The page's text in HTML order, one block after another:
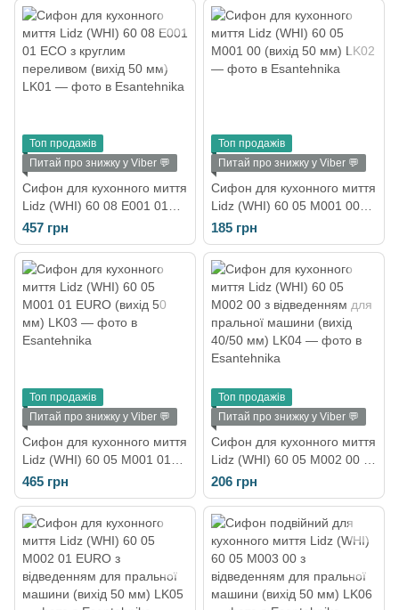
Топ продажів
Питай про знижку у Viber 💬
Сифон для кухонного миття
Lidz (WHI) 60 08 E001 01
ECO з круглим переливом
(вихід 50 мм)
457 грн
Топ продажів
Питай про знижку у Viber 💬
Сифон для кухонного миття
Lidz (WHI) 60 05 M001 00
(вихід 50 мм)
185 грн
Топ продажів
Питай про знижку у Viber 💬
Сифон для кухонного миття
Lidz (WHI) 60 05 M001 01
EURO (вихід 50 мм)
465 грн
Топ продажів
Питай про знижку у Viber 💬
Сифон для кухонного миття
Lidz (WHI) 60 05 M002 00 з
відведенням для пральної
машини (вихід 40/50 мм)
206 грн